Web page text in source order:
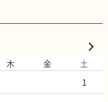
木 金 土
1